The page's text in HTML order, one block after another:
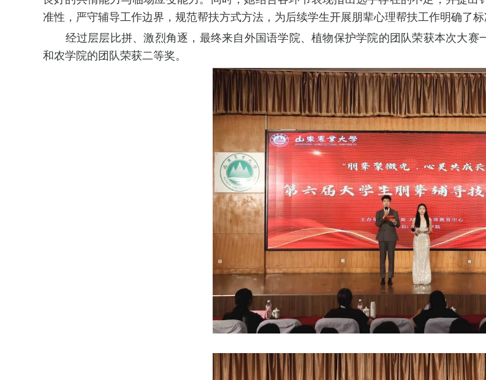
准性，严守辅导工作边界，规范帮扶方式方法，为后续学生开展朋辈心理帮扶工作明确了标
经过层层比拼、激烈角逐，最终来自外国语学院、植物保护学院的团队荣获本次大
和农学院的团队荣获二等奖。